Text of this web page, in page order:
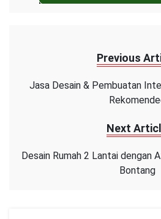
Previous
Jasa Desain & Pembuatan
Next
Desain Rumah 2 Lantai dengan
Bontang